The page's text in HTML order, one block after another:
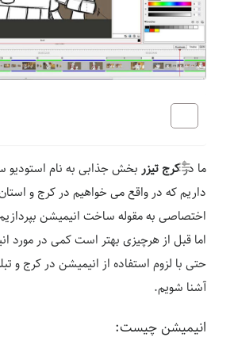
ما درکرج تیزربخش جذابی به نام
داریم که در واقع می خواهیم در کرج و
اختصاصی به مقوله ساخت انیمیشن
اما قبل از هرچیزی بهتر است کمی در مورد
حتی با لزوم استفاده از انیمیشن در کرج و
آشنا شویم.
انیمیشن چیست: